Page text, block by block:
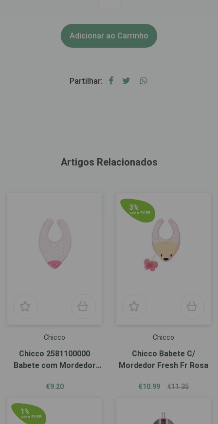
Adicionar ao Carrinho
Partilhar:
Artigos Relacionados
Chicco
Chicco 2581100000
Babete com Mordedor
€9.20
3%
sobre P.V.P.R
Chicco
Chicco Babete C/
Mordedor Fresh Fr Rosa
€10.99 €11.35
1%
sobre P.V.P.R